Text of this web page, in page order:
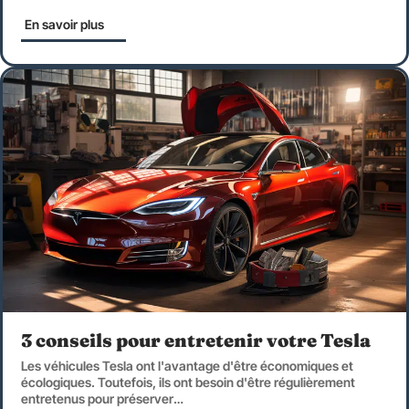
En savoir plus
3 conseils pour entretenir votre Tesla
Les véhicules Tesla ont l'avantage d'être économiques et
écologiques. Toutefois, ils ont besoin d'être régulièrement
entretenus pour préserver…